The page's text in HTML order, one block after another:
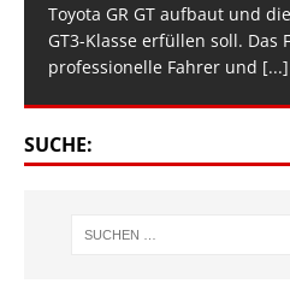
Toyota GR GT aufbaut und
GT3-Klasse erfüllen soll. Das
professionelle Fahrer und [...]
SUCHE: